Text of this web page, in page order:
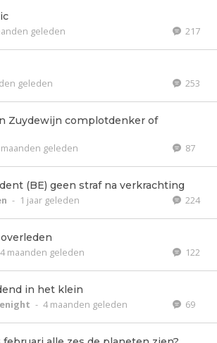
geleden 217
geleden 253
Zuydewijn complotdenker of
geleden 87
(BE) geen straf na verkrachting
- 1 jaar geleden 224
4 maanden geleden 122
in het klein
- 4 maanden geleden 69